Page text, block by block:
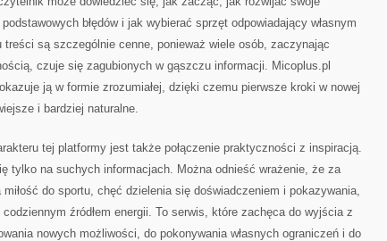
błędów i jak wybierać sprzęt odpowiadający własnym
treści są szczególnie cenne, ponieważ wiele osób, zaczynając
czuje się zagubionych w gąszczu informacji. Micoplus.pl
ją w formie zrozumiałej, dzięki czemu pierwsze kroki w nowej
i bardziej naturalne.
tej platformy jest także połączenie praktyczności z inspiracją.
tylko na suchych informacjach. Można odnieść wrażenie, że za
do sportu, chęć dzielenia się doświadczeniem i pokazywania,
źródłem energii. To serwis, które zachęca do wyjścia z
nowych możliwości, do pokonywania własnych ograniczeń i do